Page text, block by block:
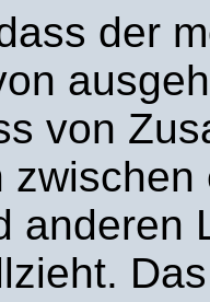
der
von
zwischen
anderen